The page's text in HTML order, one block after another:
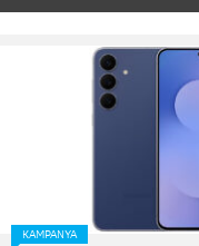
KAMPANYA